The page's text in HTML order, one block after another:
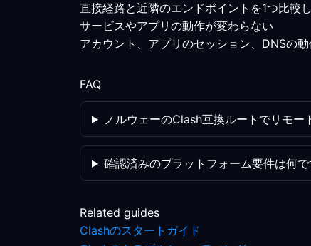
直接経路と近隣のエンドポイントを1つ比較
サービスやアプリの動作が変わらない
アカウント、アプリのセッション、DNSの
FAQ
ノルウェーのClash互換ルートでリモー
確認済みのプラットフォーム要件は何で
Related guides
Clashのスタートガイド